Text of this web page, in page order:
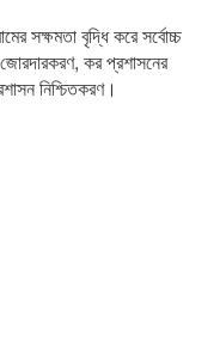
সক্ষমতা বৃদ্ধি করে সর্বোচ্চ
কর প্রশাসনের
নিশ্চিতকরণ।